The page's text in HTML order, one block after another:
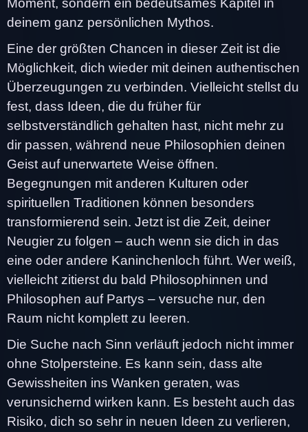
Moment, sondern ein bedeutsames Kapitel in
deinem ganz persönlichen Mythos.
Eine der größten Chancen in dieser Zeit ist die
Möglichkeit, dich wieder mit deinen authentischen
Überzeugungen zu verbinden. Vielleicht stellst du
fest, dass Ideen, die du früher für
selbstverständlich gehalten hast, nicht mehr zu
dir passen, während neue Philosophien deinen
Geist auf unerwartete Weise öffnen.
Begegnungen mit anderen Kulturen oder
spirituellen Traditionen können besonders
transformierend sein. Jetzt ist die Zeit, deiner
Neugier zu folgen – auch wenn sie dich in das
eine oder andere Kaninchenloch führt. Wer weiß,
vielleicht zitierst du bald Philosophinnen und
Philosophen auf Partys – versuche nur, den
Raum nicht komplett zu leeren.
Die Suche nach Sinn verläuft jedoch nicht immer
ohne Stolpersteine. Es kann sein, dass alte
Gewissheiten ins Wanken geraten, was
verunsichernd wirken kann. Es besteht auch das
Risiko, dich so sehr in neuen Ideen zu verlieren,